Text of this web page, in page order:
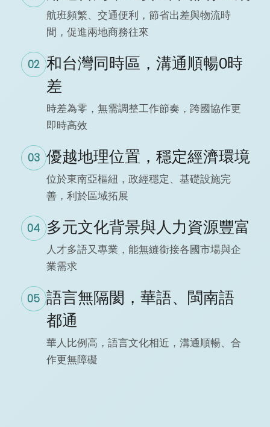
航班頻繁、交通便利，節省出差與物流時
間，促進兩地商務往來
02 和台灣同時區，溝通順暢0時
差
時差為零，無需調整工作節奏，跨國協作更
即時高效
03 優越地理位置，穩定經濟環境
位於東南亞樞紐，政經穩定、基礎設施完
善，利於區域拓展
04 多元文化背景與人力資源豐富
人才多語又專業，能無縫銜接各國市場與企
業需求
05 語言無隔閡，華語、閩南語
都通
華人比例高，語言文化相近，溝通順暢、合
作更無障礙